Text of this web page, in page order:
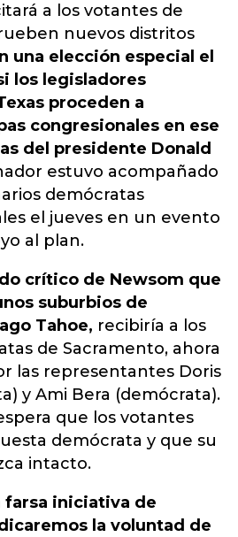
a los votantes de
nuevos distritos
una elección especial el
los legisladores
proceden a
congresionales en ese
del presidente Donald
estuvo acompañado
demócratas
el jueves en un evento
al plan.
crítico de Newsom que
suburbios de
Tahoe, recibiría a los
de Sacramento, ahora
las representantes Doris
y Ami Bera (demócrata).
que los votantes
demócrata y que su
intacto.
farsa iniciativa de
la voluntad de